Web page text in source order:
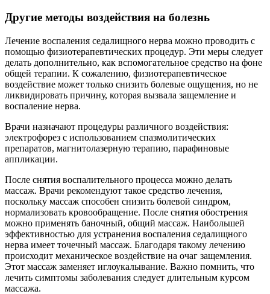
Другие методы воздействия на болезнь
Лечение воспаления седалищного нерва можно проводить с
помощью физиотерапевтических процедур. Эти меры следует
делать дополнительно, как вспомогательное средство на фоне
общей терапии. К сожалению, физиотерапевтическое
воздействие может только снизить болевые ощущения, но не
ликвидировать причину, которая вызвала защемление и
воспаление нерва.
Врачи назначают процедуры различного воздействия:
электрофорез с использованием спазмолитических
препаратов, магнитолазерную терапию, парафиновые
аппликации.
После снятия воспалительного процесса можно делать
массаж. Врачи рекомендуют такое средство лечения,
поскольку массаж способен снизить болевой синдром,
нормализовать кровообращение. После снятия обострения
можно применять баночный, общий массаж. Наибольшей
эффективностью для устранения воспаления седалищного
нерва имеет точечный массаж. Благодаря такому лечению
происходит механическое воздействие на очаг защемления.
Этот массаж заменяет иглоукалывание. Важно помнить, что
лечить симптомы заболевания следует длительным курсом
массажа.